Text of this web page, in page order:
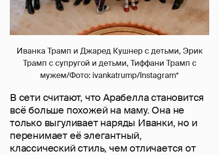
Иванка Трамп и Джаред Кушнер с детьми, Эрик
Трамп с супругой и детьми, Тиффани Трамп с
мужем/Фото: ivankatrump/Instagram*
В сети считают, что Арабелла становится
всё больше похожей на маму. Она не
только выгуливает наряды Иванки, но и
перенимает её элегантный,
классический стиль, чем отличается от